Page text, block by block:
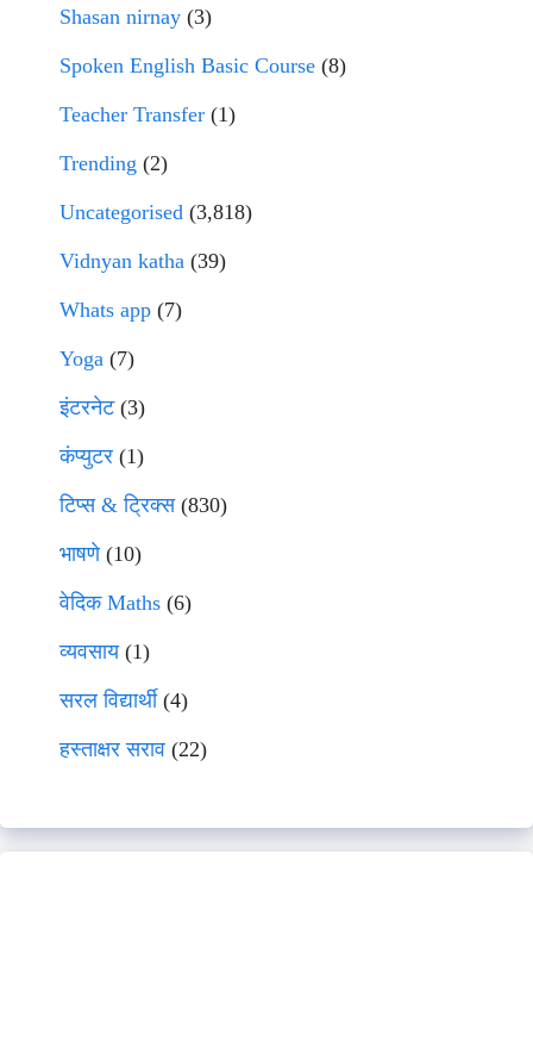
Shasan nirnay (3)
Spoken English Basic Course (8)
Teacher Transfer (1)
Trending (2)
Uncategorised (3,818)
Vidnyan katha (39)
Whats app (7)
Yoga (7)
इंटरनेट(3)
कंप्युटर (1)
टिप्स & ट्रिक्स(830)
भाषणे(10)
वेदिक Maths (6)
व्यवसाय(1)
सरल विद्यार्थी(4)
हस्ताक्षर सराव (22)